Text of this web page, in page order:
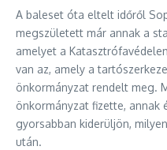
A baleset óta eltelt időről
megszületett már annak a
amelyet a
van az, amely a
önkormányzat rendelt meg.
önkormányzat fizette, annak
gyorsabban kiderüljön,
után.